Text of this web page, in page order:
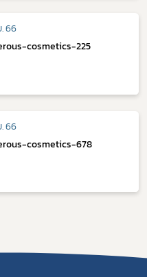
. 66
cosmetics-225
. 66
cosmetics-678